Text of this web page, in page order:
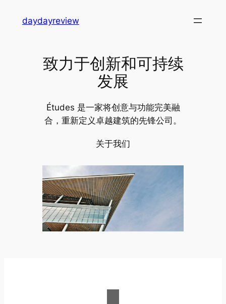
daydayreview
致力于创新和可持续
发展
Études 是一家将创意与功能完美融
合，重新定义卓越建筑的先锋公司。
关于我们